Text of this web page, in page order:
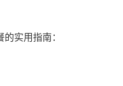
实用指南：